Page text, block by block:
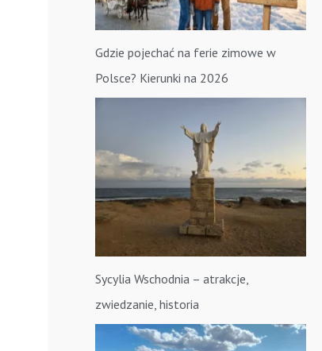
Gdzie pojechać na ferie zimowe w
Polsce? Kierunki na 2026
Sycylia Wschodnia – atrakcje,
zwiedzanie, historia